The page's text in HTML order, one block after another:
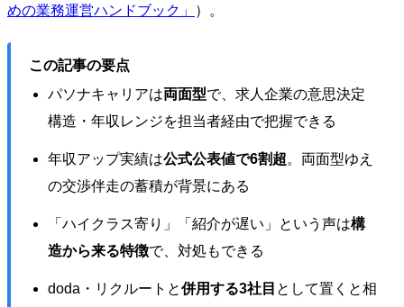
めの業務運営ハンドブック」
）。
この記事の要点
パソナキャリアは両面型で、求人企業の意思決定
構造・年収レンジを担当者経由で把握できる
年収アップ実績は公式公表値で6割超。両面型ゆえ
の交渉伴走の蓄積が背景にある
「ハイクラス寄り」「紹介が遅い」という声は構
造から来る特徴で、対処もできる
doda・リクルートと併用する3社目 として置くと相